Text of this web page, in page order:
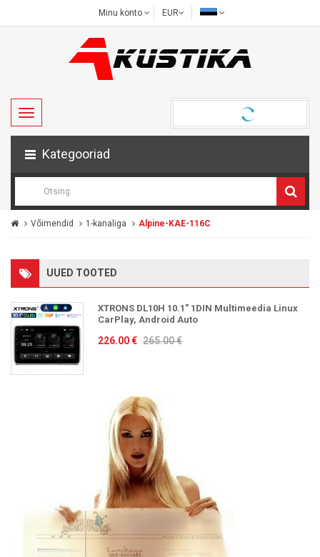
Minu konto EUR
Kategooriad
Võimendid 1-kanaliga Alpine-KAE-116C
UUED TOOTED
XTRONS DL10H 10.1" 1DIN Multimeedia Linux
CarPlay, Android Auto
226.00 € 265.00 €